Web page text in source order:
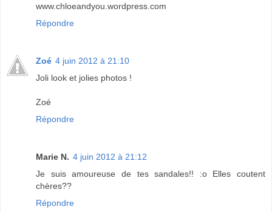
www.chloeandyou.wordpress.com
Répondre
Zoé 4 juin 2012 à 21:10
Joli look et jolies photos !
Zoé
Répondre
Marie N. 4 juin 2012 à 21:12
Je suis amoureuse de tes sandales!! :o Elles coutent
chères??
Répondre